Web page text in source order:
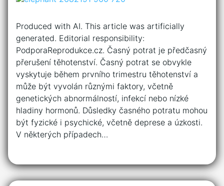
Produced with AI. This article was artificially
generated. Editorial responsibility:
PodporaReprodukce.cz. Časný potrat je předčasný
přerušení těhotenství. Časný potrat se obvykle
vyskytuje během prvního trimestru těhotenství a
může být vyvolán různými faktory, včetně
genetických abnormálností, infekcí nebo nízké
hladiny hormonů. Důsledky časného potratu mohou
být fyzické i psychické, včetně deprese a úzkosti.
V některých případech…